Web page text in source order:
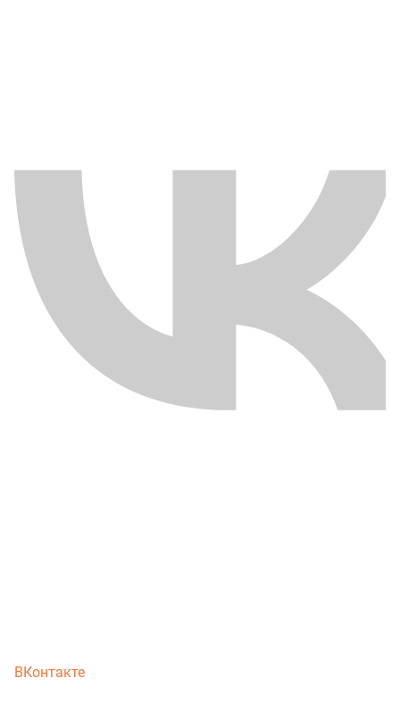
ВКонтакте